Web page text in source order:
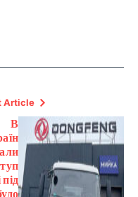
Article
В
під